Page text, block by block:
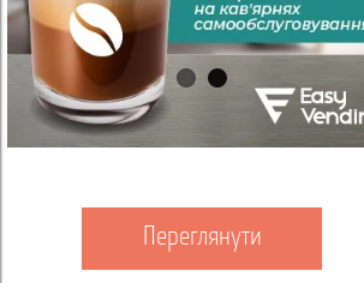
Переглянути